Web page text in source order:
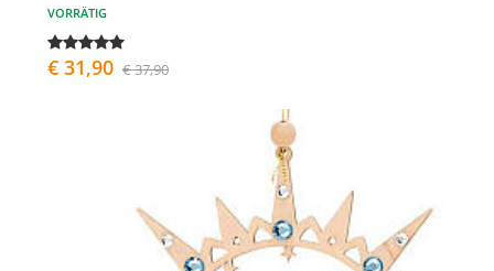
VORRÄTIG
€ 31,90 € 37,90